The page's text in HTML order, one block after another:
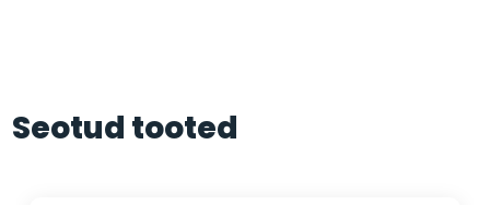
Seotud tooted